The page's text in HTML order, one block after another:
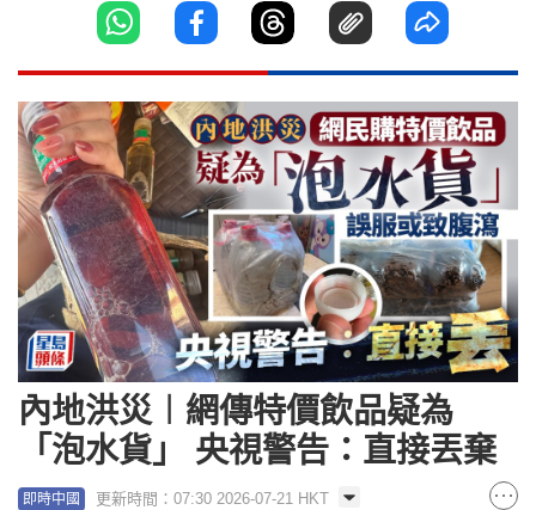
內地洪災︱網傳特價飲品疑為
「泡水貨」 央視警告：直接丟棄
即時中國 更新時間：07:30 2026-07-21 HKT